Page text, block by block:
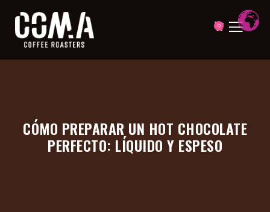
0
CÓMO PREPARAR UN HOT CHOCOLATE
PERFECTO: LÍQUIDO Y ESPESO